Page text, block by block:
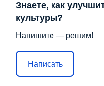
Знаете, как
культуры?
Напишите — решим!
Написать